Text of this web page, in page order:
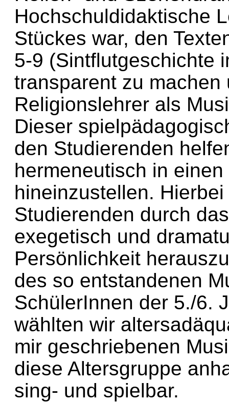
Hochschuldidaktische
Stückes war, den
5-9 (Sintflutgeschichte
transparent zu machen
Religionslehrer als
Dieser
den Studierenden
hermeneutisch in
hineinzustellen.
Studierenden durch
exegetisch und
Persönlichkeit
des so entstandenen
SchülerInnen der 5./6.
wählten wir
mir geschriebenen
diese Altersgruppe
sing- und spielbar.